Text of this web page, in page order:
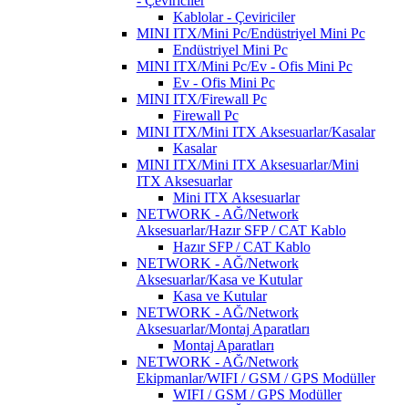
Kablolar - Çeviriciler
MINI ITX/Mini Pc/Endüstriyel Mini Pc
Endüstriyel Mini Pc
MINI ITX/Mini Pc/Ev - Ofis Mini Pc
Ev - Ofis Mini Pc
MINI ITX/Firewall Pc
Firewall Pc
MINI ITX/Mini ITX Aksesuarlar/Kasalar
Kasalar
MINI ITX/Mini ITX Aksesuarlar/Mini
ITX Aksesuarlar
Mini ITX Aksesuarlar
NETWORK - AĞ/Network
Aksesuarlar/Hazır SFP / CAT Kablo
Hazır SFP / CAT Kablo
NETWORK - AĞ/Network
Aksesuarlar/Kasa ve Kutular
Kasa ve Kutular
NETWORK - AĞ/Network
Aksesuarlar/Montaj Aparatları
Montaj Aparatları
NETWORK - AĞ/Network
Ekipmanlar/WIFI / GSM / GPS Modüller
WIFI / GSM / GPS Modüller